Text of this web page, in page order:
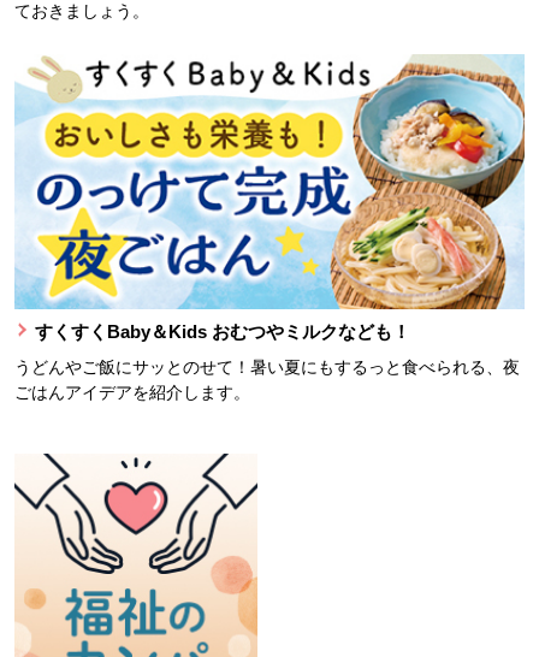
ておきましょう。
すくすくBaby＆Kids おむつやミルクなども！
うどんやご飯にサッとのせて！暑い夏にもするっと食べられる、夜
ごはんアイデアを紹介します。